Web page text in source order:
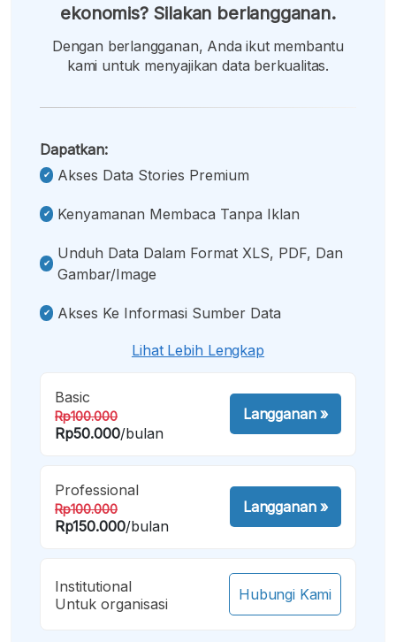
ekonomis? Silakan berlangganan.
Dengan berlangganan, Anda ikut membantu
kami untuk menyajikan data berkualitas.
Dapatkan:
Akses Data Stories Premium
Kenyamanan Membaca Tanpa Iklan
Unduh Data Dalam Format XLS, PDF, Dan
Gambar/image
Akses Ke Informasi Sumber Data
Lihat Lebih Lengkap
Basic
Rp100.000
Rp50.000/bulan
Langganan»
Professional
Rp100.000
Rp150.000/bulan
Langganan»
Institutional
Untuk organisasi
Hubungi Kami